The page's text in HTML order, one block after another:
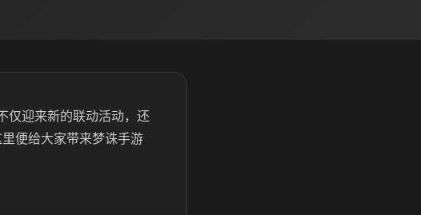
仅迎来新的联动活动，还
便给大家带来梦诛手游